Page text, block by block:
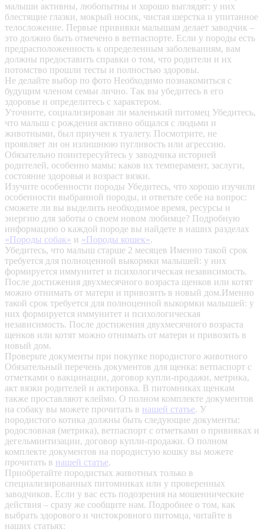
малыши активны, любопытны и хорошо выглядят: у них
блестящие глазки, мокрый носик, чистая шерстка и упитанное
телосложение. Первые прививки малышам делает заводчик –
это должно быть отмечено в ветпаспорте. Если у породы есть
предрасположенность к определенным заболеваниям, вам
должны предоставить справки о том, что родители и их
потомство прошли тесты и полностью здоровы.
Не делайте выбор по фото Необходимо познакомиться с
будущим членом семьи лично. Так вы убедитесь в его
здоровье и определитесь с характером.
Уточните, социализирован ли маленький питомец Убедитесь,
что малыш с рождения активно общался с людьми и
животными, был приучен к туалету. Посмотрите, не
проявляет ли он излишнюю пугливость или агрессию.
Обязательно поинтересуйтесь у заводчика историей
родителей, особенно мамы: каков их темперамент, заслуги,
состояние здоровья и возраст вязки.
Изучите особенности породы Убедитесь, что хорошо изучили
особенности выбранной породы, и ответьте себе на вопрос:
сможете ли вы выделить необходимое время, ресурсы и
энергию для заботы о своем новом любимце? Подробную
информацию о каждой породе вы найдете в наших разделах
«Породы собак» и «Породы кошек».
Убедитесь, что малыш старше 2 месяцев Именно такой срок
требуется для полноценной выкормки малышей: у них
формируется иммунитет и психологическая независимость.
После достижения двухмесячного возраста щенков или котят
можно отнимать от матери и привозить в новый дом.Именно
такой срок требуется для полноценной выкормки малышей: у
них формируется иммунитет и психологическая
независимость. После достижения двухмесячного возраста
щенков или котят можно отнимать от матери и привозить в
новый дом.
Проверьте документы при покупке породистого животного
Обязательный перечень документов для щенка: ветпаспорт с
отметками о вакцинации, договор купли-продажи, метрика,
акт вязки родителей и актировка. В питомниках щенкам
также проставляют клеймо. О полном комплекте документов
на собаку вы можете прочитать в нашей статье. У
породистого котика должны быть следующие документы:
родословная (метрика), ветпаспорт с отметками о прививках и
дегельминтизации, договор купли-продажи. О полном
комплекте документов на породистую кошку вы можете
прочитать в нашей статье.
Приобретайте породистых животных только в
специализированных питомниках или у проверенных
заводчиков. Если у вас есть подозрения на мошеннические
действия – сразу же сообщите нам. Подробнее о том, как
выбрать здорового и чистокровного питомца, читайте в
наших статьях: